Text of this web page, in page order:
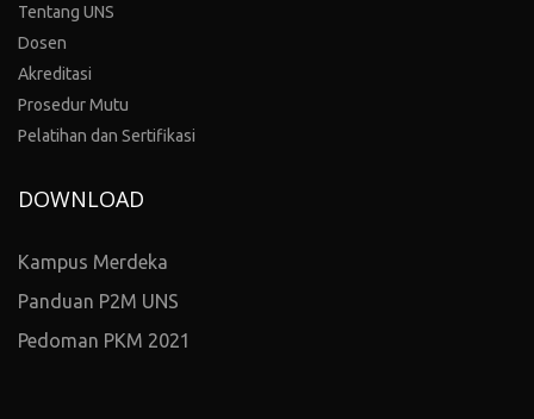
Tentang UNS
Dosen
Akreditasi
Prosedur Mutu
Pelatihan dan Sertifikasi
DOWNLOAD
Kampus Merdeka
Panduan P2M UNS
Pedoman PKM 2021